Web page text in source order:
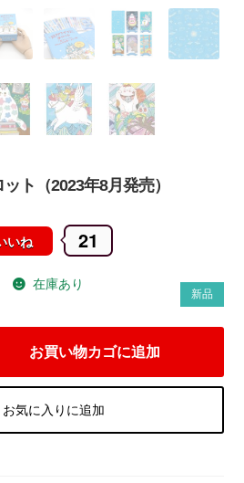
ト（2023年8月発売）
いね 21
新品
在庫あり
お買い物カゴに追加
お気に入りに追加